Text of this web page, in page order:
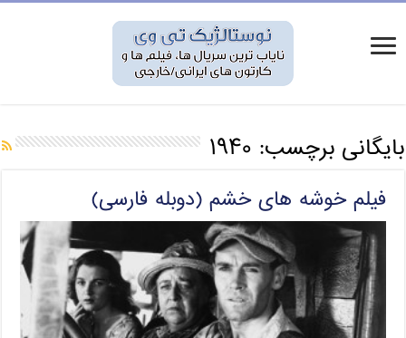
بایگانی برچسب: ۱۹۴۰
فیلم خوشه های خشم (دوبله فارسی)